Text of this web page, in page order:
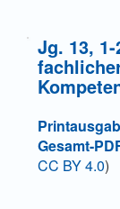
Jg. 13,
Gesamt-
CC BY 4.0)